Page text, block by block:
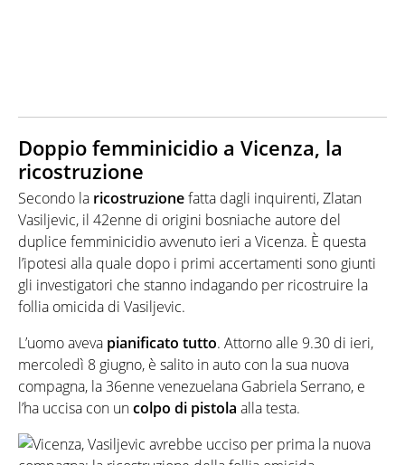
Doppio femminicidio a Vicenza, la
ricostruzione
Secondo la ricostruzionefatta dagli inquirenti, Zlatan
Vasiljevic, il 42enne di origini bosniache autore del
duplice femminicidio avvenuto ieri a Vicenza. È questa
l’ipotesi alla quale dopo i primi accertamenti sono giunti
gli investigatori che stanno indagando per ricostruire la
follia omicida di Vasiljevic.
L’uomo aveva pianificato tutto. Attorno alle 9.30 di ieri,
mercoledì 8 giugno, è salito in auto con la sua nuova
compagna, la 36enne venezuelana Gabriela Serrano, e
l’ha uccisa con uncolpo di pistola alla testa.